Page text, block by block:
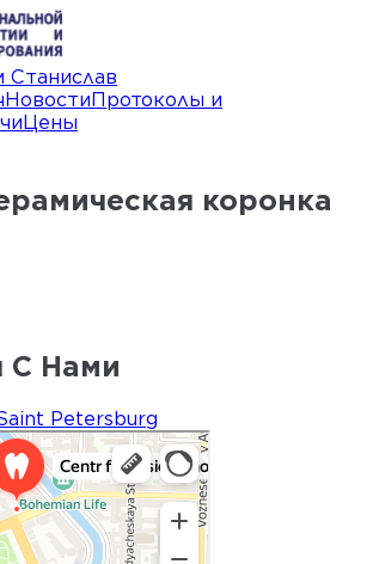
Станислав
НовостиПротоколы и
Цены
коронка
С Нами
Petersburg